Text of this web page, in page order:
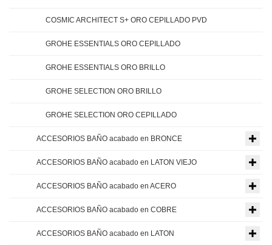
COSMIC ARCHITECT S+ ORO CEPILLADO PVD
GROHE ESSENTIALS ORO CEPILLADO
GROHE ESSENTIALS ORO BRILLO
GROHE SELECTION ORO BRILLO
GROHE SELECTION ORO CEPILLADO
ACCESORIOS BAÑO acabado en BRONCE
ACCESORIOS BAÑO acabado en LATON VIEJO
ACCESORIOS BAÑO acabado en ACERO
ACCESORIOS BAÑO acabado en COBRE
ACCESORIOS BAÑO acabado en LATON